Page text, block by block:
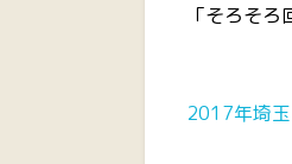
「そろそ
2017年埼